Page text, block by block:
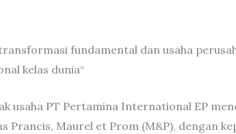
fundamental dan usaha
kelas dunia“
usaha PT Pertamina International EP
Maurel et Prom (M&P), dengan